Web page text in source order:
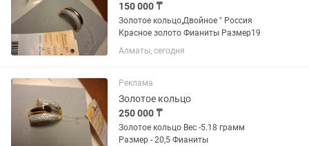
150 000 ₸
Золотое кольцо,Двойное " Россия
Красное золото Фианиты Размер19
Алматы, сегодня
Реклама
Золотое кольцо
250 000 ₸
Золотое кольцо Вес -5.18 грамм
Размер - 20,5 Фианиты